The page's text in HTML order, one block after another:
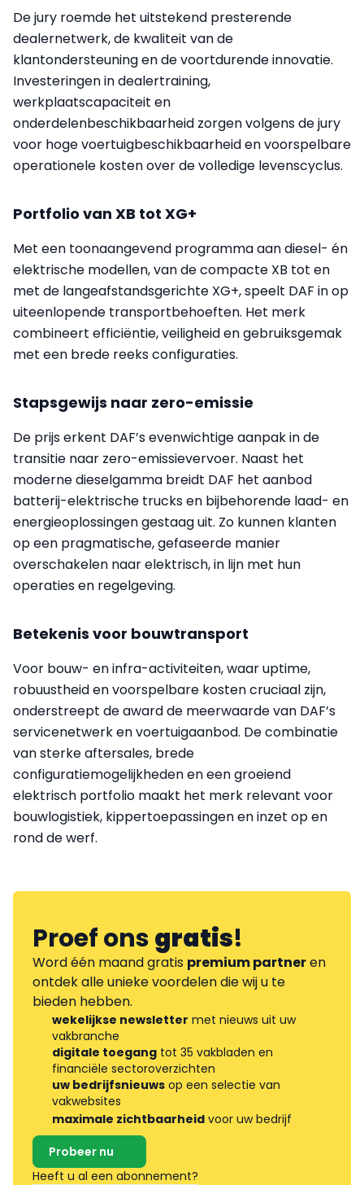
De jury roemde het uitstekend presterende
dealernetwerk, de kwaliteit van de
klantondersteuning en de voortdurende innovatie.
Investeringen in dealertraining,
werkplaatscapaciteit en
onderdelenbeschikbaarheid zorgen volgens de jury
voor hoge voertuigbeschikbaarheid en voorspelbare
operationele kosten over de volledige levenscyclus.
Portfolio van XB tot XG+
Met een toonaangevend programma aan diesel- én
elektrische modellen, van de compacte XB tot en
met de langeafstandsgerichte XG+, speelt DAF in op
uiteenlopende transportbehoeften. Het merk
combineert efficiëntie, veiligheid en gebruiksgemak
met een brede reeks configuraties.
Stapsgewijs naar zero-emissie
De prijs erkent DAF’s evenwichtige aanpak in de
transitie naar zero-emissievervoer. Naast het
moderne dieselgamma breidt DAF het aanbod
batterij-elektrische trucks en bijbehorende laad- en
energieoplossingen gestaag uit. Zo kunnen klanten
op een pragmatische, gefaseerde manier
overschakelen naar elektrisch, in lijn met hun
operaties en regelgeving.
Betekenis voor bouwtransport
Voor bouw- en infra-activiteiten, waar uptime,
robuustheid en voorspelbare kosten cruciaal zijn,
onderstreept de award de meerwaarde van DAF’s
servicenetwerk en voertuigaanbod. De combinatie
van sterke aftersales, brede
configuratiemogelijkheden en een groeiend
elektrisch portfolio maakt het merk relevant voor
bouwlogistiek, kippertoepassingen en inzet op en
rond de werf.
Proef onsgratis!
Word één maand gratis premium partneren
ontdek alle unieke voordelen die wij u te
bieden hebben.
wekelijkse newsletter met nieuws uit uw
vakbranche
digitale toegang tot 35 vakbladen en
financiële sectoroverzichten
uw bedrijfsnieuws op een selectie van
vakwebsites
maximale zichtbaarheid voor uw bedrijf
Probeer nu
Heeft u al een abonnement?